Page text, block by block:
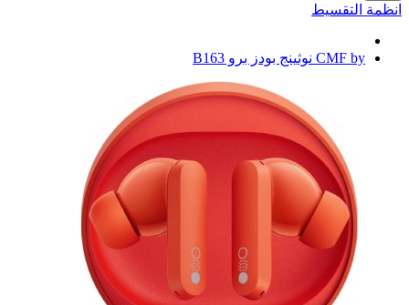
انظمة التقسيط
CMF by نوثينج بودز برو B163